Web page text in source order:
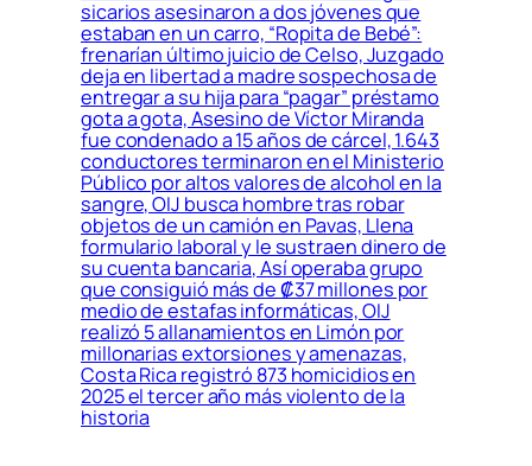
sicarios asesinaron a dos jóvenes que
estaban en un carro, “Ropita de Bebé”:
frenarían último juicio de Celso, Juzgado
deja en libertad a madre sospechosa de
entregar a su hija para “pagar” préstamo
gota a gota, Asesino de Víctor Miranda
fue condenado a 15 años de cárcel, 1.643
conductores terminaron en el Ministerio
Público por altos valores de alcohol en la
sangre, OIJ busca hombre tras robar
objetos de un camión en Pavas, Llena
formulario laboral y le sustraen dinero de
su cuenta bancaria, Así operaba grupo
que consiguió más de ₡37 millones por
medio de estafas informáticas, OIJ
realizó 5 allanamientos en Limón por
millonarias extorsiones y amenazas,
Costa Rica registró 873 homicidios en
2025 el tercer año más violento de la
historia